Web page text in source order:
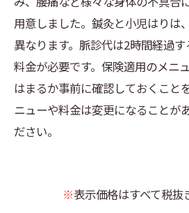
用意しました。鍼灸と小児はりは
異なります。脈診代は2時間経過
料金が必要です。保険適用のメニ
はまるか事前に確認しておくこと
ニューや料金は変更になることが
ださい。
※表示価格はすべて税抜